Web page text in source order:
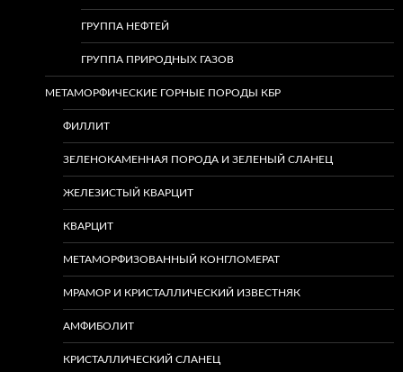
ГРУППА НЕФТЕЙ
ГРУППА ПРИРОДНЫХ ГАЗОВ
МЕТАМОРФИЧЕСКИЕ ГОРНЫЕ ПОРОДЫ КБР
ФИЛЛИТ
ЗЕЛЕНОКАМЕННАЯ ПОРОДА И ЗЕЛЕНЫЙ СЛАНЕЦ
ЖЕЛЕЗИСТЫЙ КВАРЦИТ
КВАРЦИТ
МЕТАМОРФИЗОВАННЫЙ КОНГЛОМЕРАТ
МРАМОР И КРИСТАЛЛИЧЕСКИЙ ИЗВЕСТНЯК
АМФИБОЛИТ
КРИСТАЛЛИЧЕСКИЙ СЛАНЕЦ